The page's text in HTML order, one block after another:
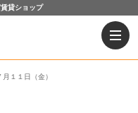
貸ショップ
月１１日（金）